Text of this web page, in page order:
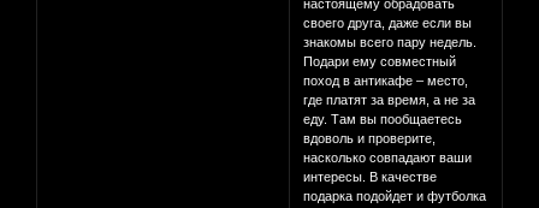
настоящему обрадовать
своего друга, даже если вы
знакомы всего пару недель.
Подари ему совместный
поход в антикафе – место,
где платят за время, а не за
еду. Там вы пообщаетесь
вдоволь и проверите,
насколько совпадают ваши
интересы. В качестве
подарка подойдет и футболка